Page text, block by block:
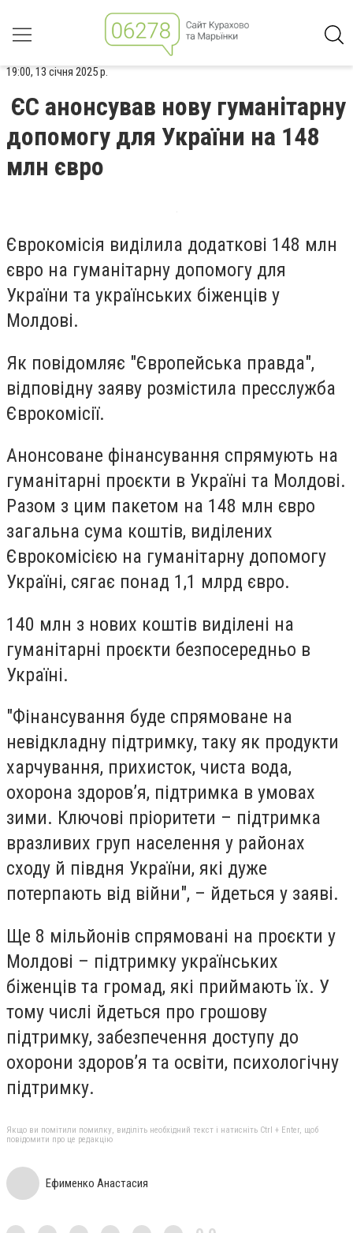
19:00, 13 січня 2025 р.
ЄС анонсував нову гуманітарну
допомогу для України на 148
млн євро
Єврокомісія виділила додаткові 148 млн
євро на гуманітарну допомогу для
України та українських біженців у
Молдові.
Як повідомляє "Європейська правда",
відповідну заяву розмістила пресслужба
Єврокомісії.
Анонсоване фінансування спрямують на
гуманітарні проєкти в Україні та Молдові.
Разом з цим пакетом на 148 млн євро
загальна сума коштів, виділених
Єврокомісією на гуманітарну допомогу
Україні, сягає понад 1,1 млрд євро.
140 млн з нових коштів виділені на
гуманітарні проєкти безпосередньо в
Україні.
"Фінансування буде спрямоване на
невідкладну підтримку, таку як продукти
харчування, прихисток, чиста вода,
охорона здоров’я, підтримка в умовах
зими. Ключові пріоритети – підтримка
вразливих груп населення у районах
сходу й півдня України, які дуже
потерпають від війни", – йдеться у заяві.
Ще 8 мільйонів спрямовані на проєкти у
Молдові – підтримку українських
біженців та громад, які приймають їх. У
тому числі йдеться про грошову
підтримку, забезпечення доступу до
охорони здоров’я та освіти, психологічну
підтримку.
Якщо ви помітили помилку, виділіть необхідний текст і натисніть Ctrl + Enter, щоб
повідомити про це редакцію
Ефименко Анастасия